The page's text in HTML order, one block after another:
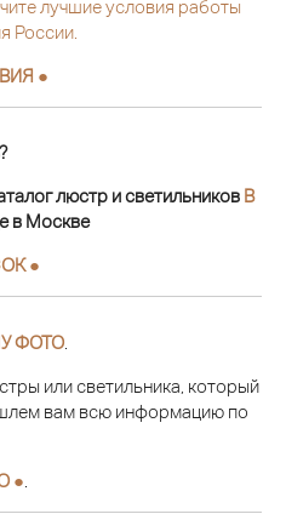
лучшие условия работы
России.
●
люстр и светильников В
в Москве
●
ФОТО
или светильника, который
вам всю информацию по
●